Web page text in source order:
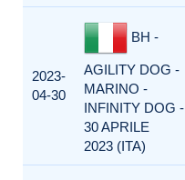
2023-
04-30
BH -
AGILITY DOG -
MARINO -
INFINITY DOG -
30 APRILE
2023 (ITA)